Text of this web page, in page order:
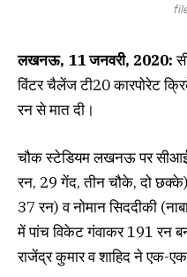
लखनऊ, 11 जनवरी, 2020:
विंटर चैलेंज टी20 कारपोरेट
रन से मात दी।
चौक स्टेडियम लखनऊ पर
रन, 29 गेंद, तीन चौके, दो
37 रन) व नोमान सिददीकी
में पांच विकेट गंवाकर 191 रन
राजेंद्र कुमार व शाहिद ने एक-